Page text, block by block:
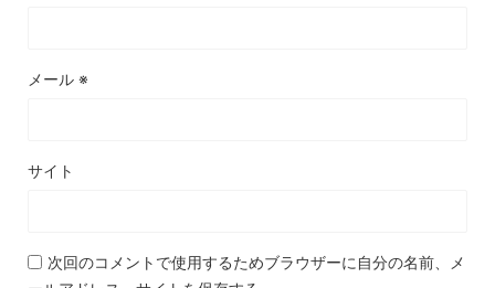
メール ※
サイト
次回のコメントで使用するためブラウザーに自分の名前、メ